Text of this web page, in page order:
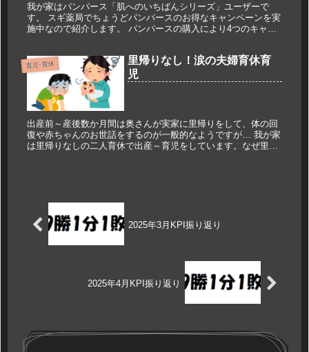
我が家はパンパース「肌へのいちばんシリーズ」ユーザーで
す。 スギ薬局でちょうどパンパースのお得なキャンペーンを実
施中なので紹介します。 パンパースの購入により4つのキャン
育児･育休
里帰りなし！涙の夫婦育休育
児
出産前～産後数か月間は奥さんが実家に里帰りをして、体の回
復や赤ちゃんのお世話をするのが一般的なようですが… 我が家
は里帰りなしの二人育休で出産～育児をしています。なぜ里帰
2025年3月KPI振り返り
2025年4月KPI振り返り